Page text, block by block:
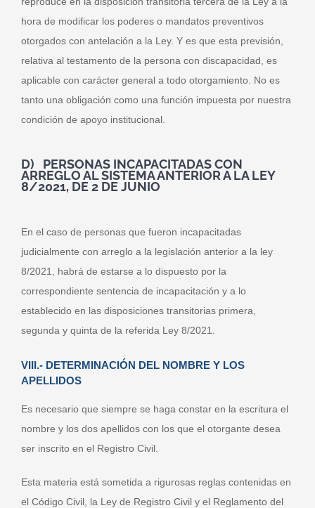
hora de modificar los poderes o mandatos preventivos
otorgados con antelación a la Ley. Y es que esta previsión,
relativa al testamento de la persona con discapacidad, es
aplicable con carácter general a todo otorgamiento. No es
tanto una obligación como una función impuesta por nuestra
condición de apoyo institucional.
D) PERSONAS INCAPACITADAS CON
ARREGLO AL SISTEMA ANTERIOR A LA LEY
8/2021, DE 2 DE JUNIO
En el caso de personas que fueron incapacitadas
judicialmente con arreglo a la legislación anterior a la ley
8/2021, habrá de estarse a lo dispuesto por la
correspondiente sentencia de incapacitación y a lo
establecido en las disposiciones transitorias primera,
segunda y quinta de la referida Ley 8/2021.
VIII.- DETERMINACIÓN DEL NOMBRE Y LOS
APELLIDOS
Es necesario que siempre se haga constar en la escritura el
nombre y los dos apellidos con los que el otorgante desea
ser inscrito en el Registro Civil.
Esta materia está sometida a rigurosas reglas contenidas en
el Código Civil, la Ley de Registro Civil y el Reglamento del